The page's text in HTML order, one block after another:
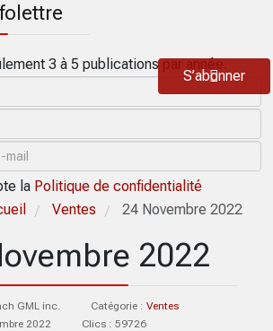
3 à 5 publications par année.
la Politique de confidentialité
S’abonner
/ Ventes / 24 Novembre 2022
2022
GML inc. Catégorie : Ventes
2022
Clics : 59726